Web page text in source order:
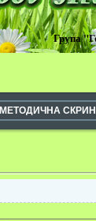
Група
МЕТОДИЧНА